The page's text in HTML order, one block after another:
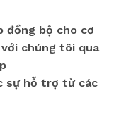
đồng bộ cho cơ
chúng tôi qua
sự hỗ trợ từ các